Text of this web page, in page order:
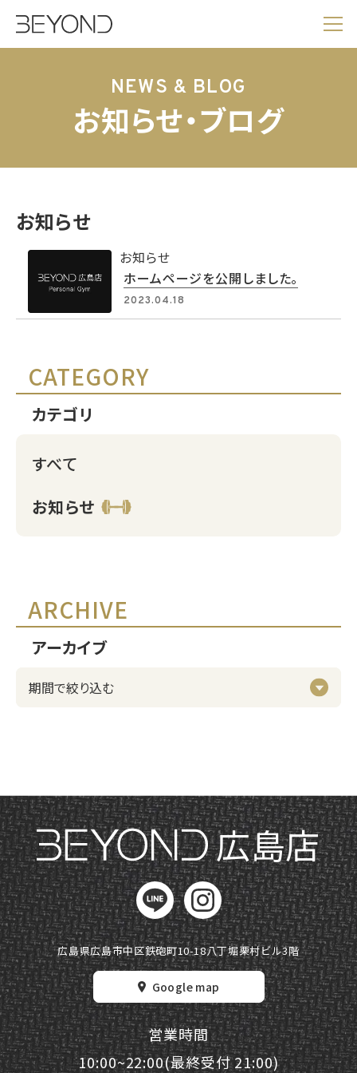
お知らせ・ブログ
NEWS & BLOG
お知らせ
お知らせ
ホームページを公開しました。
2023.04.18
カテゴリ
CATEGORY
すべて
お知らせ
アーカイブ
ARCHIVE
広島店
広島県広島市中区鉄砲町10-18八丁堀栗村ビル3階
Google map
営業時間
10:00~22:00(最終受付 21:00)